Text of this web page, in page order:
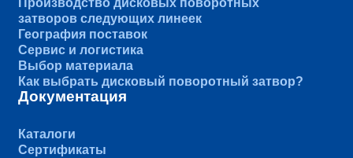
Производство дисковых поворотных
затворов следующих линеек
География поставок
Сервис и логистика
Выбор материала
Как выбрать дисковый поворотный затвор?
Документация
Каталоги
Сертификаты